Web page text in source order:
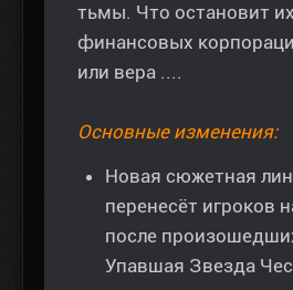
тьмы. Что остановит
финансовых
или вера ....
Основные изменения:
Новая сюжетная
перенесёт игроков
после
Упавшая Звезда